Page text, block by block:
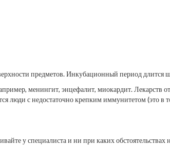
предметов. Инкубационный период длится
менингит, энцефалит, миокардит. Лекарств
с недостаточно крепким иммунитетом (это в
у специалиста и ни при каких